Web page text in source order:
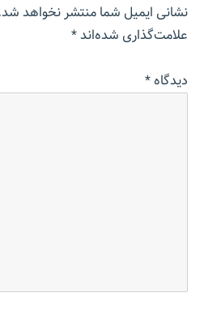
نشانی ایمیل شما منتشر نخواهد
علامت‌گذاری شده‌اند*
دیدگاه*